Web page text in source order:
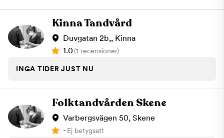
Kinna Tandvård
Duvgatan 2b,, Kinna
1.0(1 recensioner)
INGA TIDER JUST NU
Folktandvården Skene
Varbergsvägen 50, Skene
-Ej betygsatt